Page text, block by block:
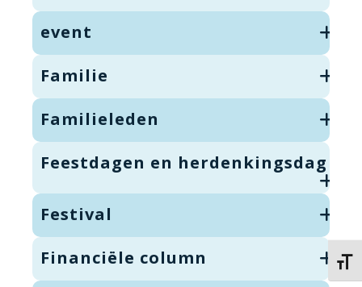
event
Familie
Familieleden
Feestdagen en herdenkingsdag
Festival
Financiële column